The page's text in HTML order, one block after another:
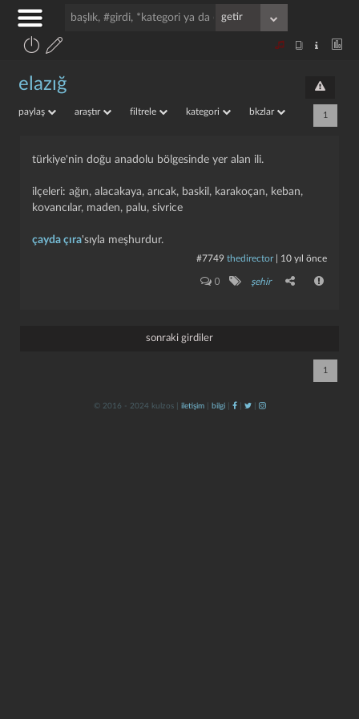
elazığ
paylaş araştır filtrele kategori bkzlar 1
türkiye'nin doğu anadolu bölgesinde yer alan ili.
ilçeleri: ağın, alacakaya, arıcak, baskil, karakoçan, keban,
kovancılar, maden, palu, sivrice
çayda çıra'sıyla meşhurdur.
#7749 thedirector| 10 yıl önce
0 şehir
sonraki girdiler
1
© 2016 - 2024 kulzos | iletişim| bilgi| | |